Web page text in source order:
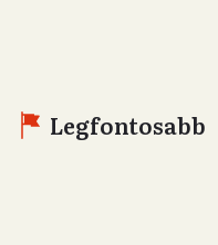
Legfontosabb